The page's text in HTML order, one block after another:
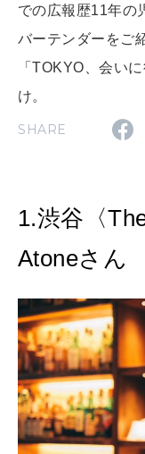
2026年6月号「大銀
2025
での広報歴11年の
バーテンダーをご
「TOKYO、会い
け。
SHARE
1.渋谷〈
Atoneさん